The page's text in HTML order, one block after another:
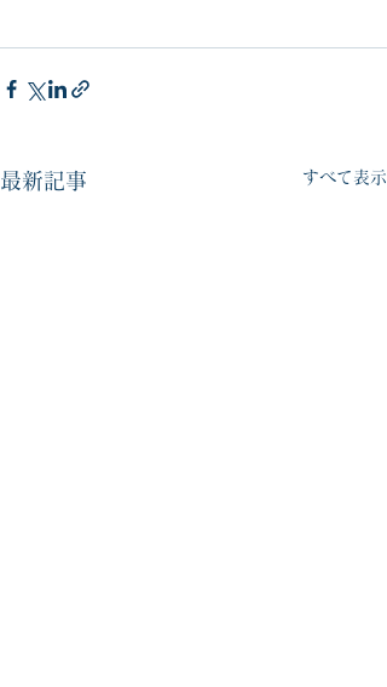
最新記事 すべて表示